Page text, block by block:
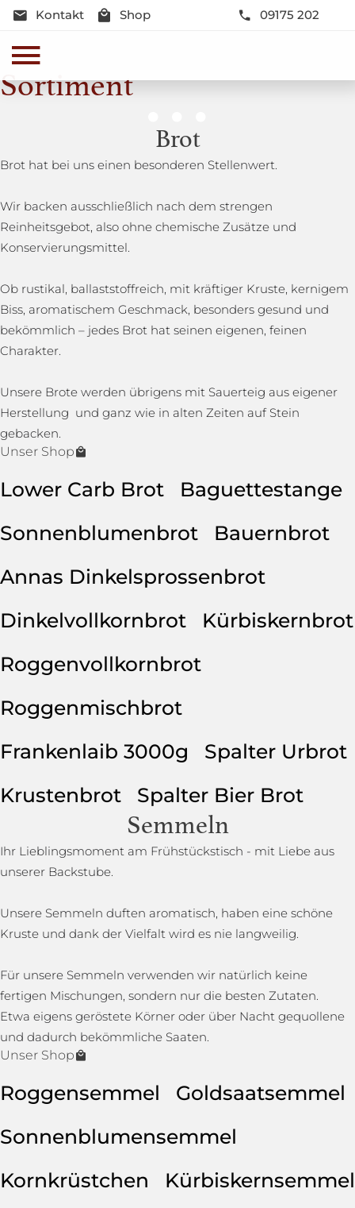
Kontakt Shop 09175 202
Sortiment
Genussmomente
Herzhaft oder süß - Beste Qualität und Frische sind
Brot
Brot hat bei uns einen besonderen Stellenwert.
Wir backen ausschließlich nach dem strengen
Reinheitsgebot, also ohne chemische Zusätze und
Konservierungsmittel.
Ob rustikal, ballaststoffreich, mit kräftiger Kruste, kernigem
Biss, aromatischem Geschmack, besonders gesund und
bekömmlich – jedes Brot hat seinen eigenen, feinen
Charakter.
Unsere Brote werden übrigens mit Sauerteig aus eigener
Herstellung und ganz wie in alten Zeiten auf Stein
gebacken.
Unser Shop
Lower Carb Brot
Baguettestange
Sonnenblumenbrot
Bauernbrot
Annas Dinkelsprossenbrot
Dinkelvollkornbrot
Kürbiskernbrot
Roggenvollkornbrot
Roggenmischbrot
Frankenlaib 3000g
Spalter Urbrot
Krustenbrot
Spalter Bier Brot
Semmeln
Ihr Lieblingsmoment am Frühstückstisch - mit Liebe aus
unserer Backstube.
Unsere Semmeln duften aromatisch, haben eine schöne
Kruste und dank der Vielfalt wird es nie langweilig.
Für unsere Semmeln verwenden wir natürlich keine
fertigen Mischungen, sondern nur die besten Zutaten.
Etwa eigens geröstete Körner oder über Nacht gequollene
und dadurch bekömmliche Saaten.
Unser Shop
Roggensemmel
Goldsaatsemmel
Sonnenblumensemmel
Kornkrüstchen
Kürbiskernsemmel